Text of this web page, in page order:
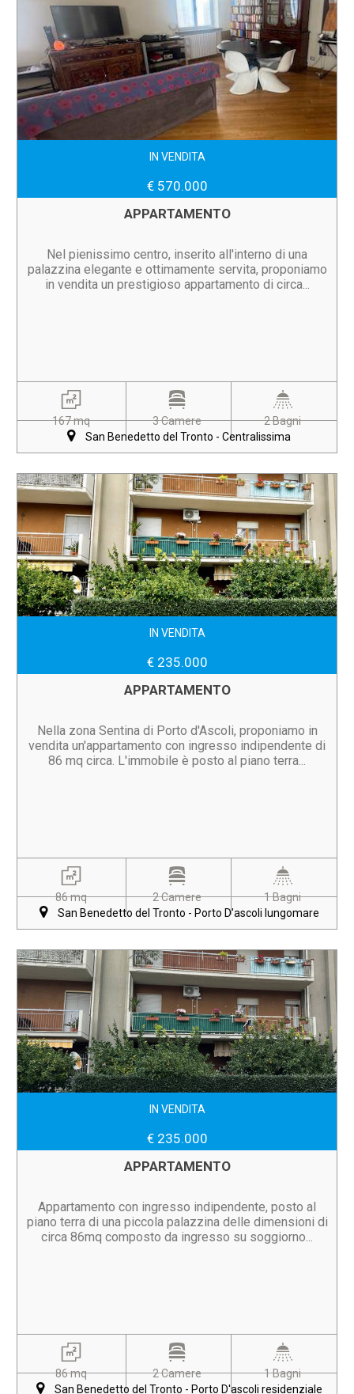
IN VENDITA
€ 570.000
APPARTAMENTO
Nel pienissimo centro, inserito all'interno di una
palazzina elegante e ottimamente servita, proponiamo
in vendita un prestigioso appartamento di circa...
167 mq 3 Camere
2 Bagni
San Benedetto del Tronto - Centralissima
IN VENDITA
€ 235.000
APPARTAMENTO
Nella zona Sentina di Porto d'Ascoli, proponiamo in
vendita un'appartamento con ingresso indipendente di
86 mq circa. L'immobile è posto al piano terra...
86 mq 2 Camere
1 Bagni
San Benedetto del Tronto - Porto D'ascoli lungomare
IN VENDITA
€ 235.000
APPARTAMENTO
Appartamento con ingresso indipendente, posto al
piano terra di una piccola palazzina delle dimensioni di
circa 86mq composto da ingresso su soggiorno...
86 mq 2 Camere
1 Bagni
San Benedetto del Tronto - Porto D'ascoli residenziale